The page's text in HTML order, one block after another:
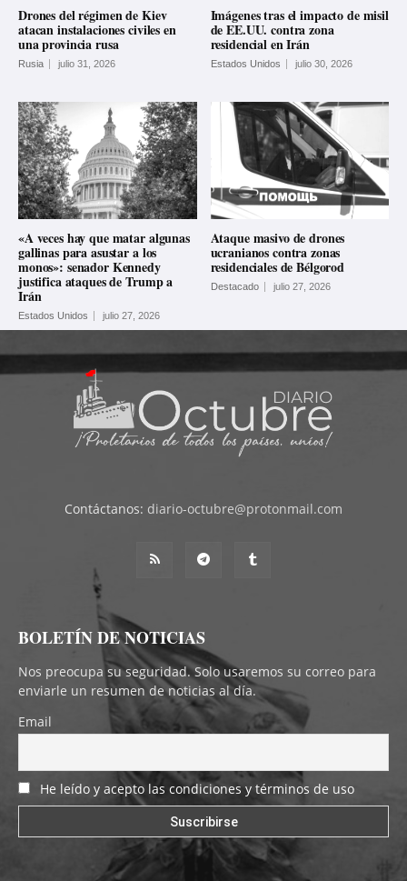
Drones del régimen de Kiev
atacan instalaciones civiles en
una provincia rusa
Rusia julio 31, 2026
Imágenes tras el impacto de misil
de EE.UU. contra zona
residencial en Irán
Estados Unidos julio 30, 2026
«A veces hay que matar algunas
gallinas para asustar a los
monos»: senador Kennedy
justifica ataques de Trump a
Irán
Estados Unidos julio 27, 2026
Ataque masivo de drones
ucranianos contra zonas
residenciales de Bélgorod
Destacado julio 27, 2026
Contáctanos: diario-octubre@protonmail.com
BOLETÍN DE NOTICIAS
Nos preocupa su seguridad. Solo usaremos su correo para
enviarle un resumen de noticias al día.
Email
He leído y acepto las condiciones y términos de uso